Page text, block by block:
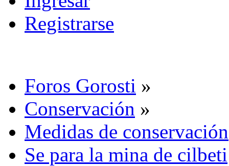
Registrarse
Foros Gorosti »
Conservación »
Medidas de conservación
Se para la mina de cilbeti